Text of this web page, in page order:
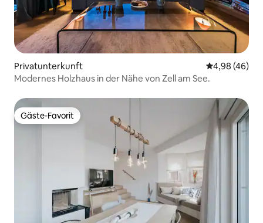
Privatunterkunft
4,98 (46)
Modernes Holzhaus in der Nähe von Zell am See.
Gäste-Favorit
Gäste-Favorit